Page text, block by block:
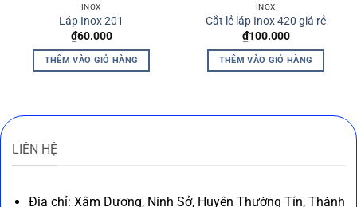
INOX
Láp Inox 201
₫60.000
THÊM VÀO GIỎ HÀNG
INOX
Cắt lẻ láp Inox 420 giá rẻ
₫100.000
THÊM VÀO GIỎ HÀNG
LIÊN HỆ
Địa chỉ: Xâm Dương, Ninh Sở, Huyện Thường Tín, Thành